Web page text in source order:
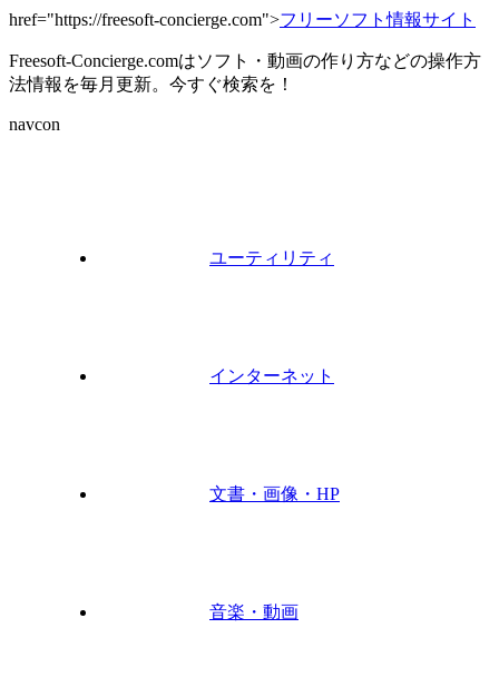
href="https://freesoft-concierge.com">フリーソフト情報サイト
Freesoft-Concierge.comはソフト・動画の作り方などの操作方
法情報を毎月更新。今すぐ検索を！
navcon
ユーティリティ
インターネット
文書・画像・HP
音楽・動画